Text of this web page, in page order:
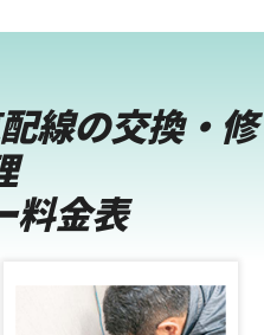
線の交換・修
料金表